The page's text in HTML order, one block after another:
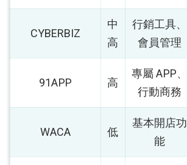
CYBERBIZ
中
高
行銷工具、
會員管理
91APP 高
專屬 APP、
行動商務
WACA 低
基本開店功
能